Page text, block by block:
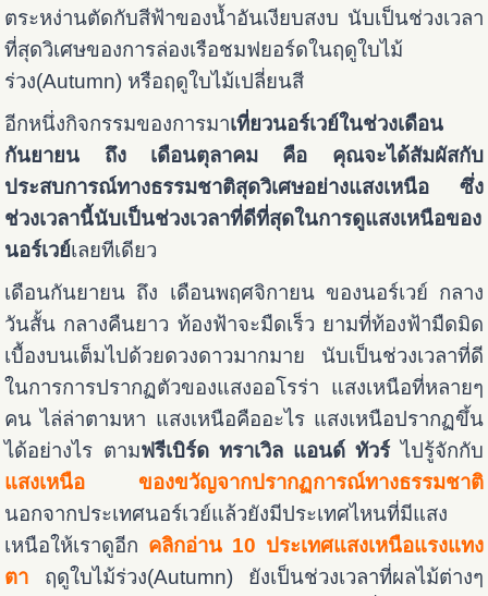
ตระหง่านตัดกับสีฟ้าของน้ำอันเงียบสงบ นับเป็นช่วงเวลา
ที่สุดวิเศษของการล่องเรือชมฟยอร์ดในฤดูใบไม้
ร่วง(Autumn) หรือฤดูใบไม้เปลี่ยนสี
อีกหนึ่งกิจกรรมของการมาเที่ยวนอร์เวย์ในช่วงเดือน
กันยายน ถึง เดือนตุลาคม คือ คุณจะได้สัมผัสกับ
ประสบการณ์ทางธรรมชาติสุดวิเศษอย่างแสงเหนือ ซึ่ง
ช่วงเวลานี้นับเป็นช่วงเวลาที่ดีที่สุดในการดูแสงเหนือของ
นอร์เวย์เลยทีเดียว
เดือนกันยายน ถึง เดือนพฤศจิกายน ของนอร์เวย์ กลาง
วันสั้น กลางคืนยาว ท้องฟ้าจะมืดเร็ว ยามที่ท้องฟ้ามืดมิด
เบื้องบนเต็มไปด้วยดวงดาวมากมาย นับเป็นช่วงเวลาที่ดี
ในการการปรากฏตัวของแสงออโรร่า แสงเหนือที่หลายๆ
คน ไล่ล่าตามหา แสงเหนือคืออะไร แสงเหนือปรากฏขึ้น
ได้อย่างไร ตามฟรีเบิร์ด ทราเวิล แอนด์ ทัวร์ไปรู้จักกับ
แสงเหนือ ของขวัญจากปรากฏการณ์ทางธรรมชาติ
นอกจากประเทศนอร์เวย์แล้วยังมีประเทศไหนที่มีแสง
เหนือให้เราดูอีก คลิกอ่าน 10 ประเทศแสงเหนือแรงแทง
ตา
ฤดูใบไม้ร่วง(Autumn) ยังเป็นช่วงเวลาที่ผลไม้ต่างๆ